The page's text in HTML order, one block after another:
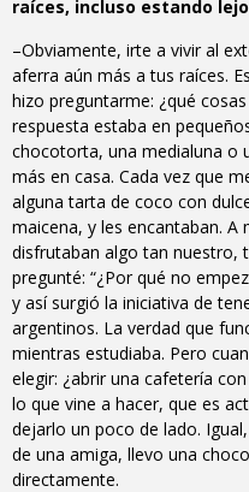
raíces, incluso estando
–Obviamente, irte a vivir al
aferra aún más a tus raíces.
hizo preguntarme: ¿qué
respuesta estaba en
chocotorta, una medialuna o
más en casa. Cada vez que
alguna tarta de coco con
maicena, y les encantaban.
disfrutaban algo tan nuestro,
pregunté: “¿Por qué no
y así surgió la iniciativa de
argentinos. La verdad que
mientras estudiaba. Pero
elegir: ¿abrir una cafetería
lo que vine a hacer, que es
dejarlo un poco de lado.
de una amiga, llevo una
directamente.